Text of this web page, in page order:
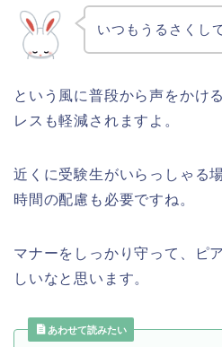
いつもうるさくし
という風に普段から声をかけ
レスも軽減されますよ。
近くに受験生がいらっしゃる
時間の配慮も必要ですね。
マナーをしっかり守って、ピ
しいなと思います。
あわせて読みたい